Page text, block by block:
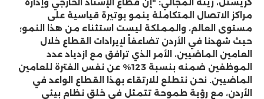
كريستل، زينة المجالي: "إن قطاع الإسناد الخارجي وإدارة
مراكز الاتصال المتكاملة ينمو بوتيرة قياسية على
مستوى العالم، والمملكة ليست استثناء من هذا النمو؛
حيث شهدنا في الأردن تضاعفاً لإيرادات القطاع خلال
العامين الماضيين، الأمر الذي ترافق مع ازدياد عدد
الموظفين ضمنه بنسبة 123% عن نفس الفترة للعامين
الماضيين. نحن نتطلع للارتقاء بهذا القطاع الواعد في
الأردن، مع رؤية طموحة تتمثل في خلق نظام بيئي